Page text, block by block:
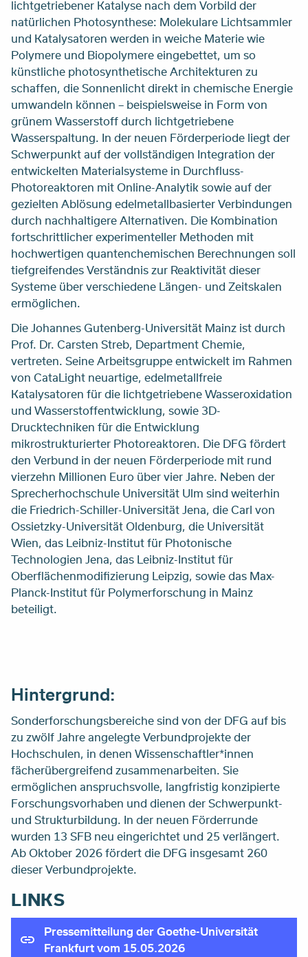
lichtgetriebener Katalyse nach dem Vorbild der
natürlichen Photosynthese: Molekulare Lichtsammler
und Katalysatoren werden in weiche Materie wie
Polymere und Biopolymere eingebettet, um so
künstliche photosynthetische Architekturen zu
schaffen, die Sonnenlicht direkt in chemische Energie
umwandeln können – beispielsweise in Form von
grünem Wasserstoff durch lichtgetriebene
Wasserspaltung. In der neuen Förderperiode liegt der
Schwerpunkt auf der vollständigen Integration der
entwickelten Materialsysteme in Durchfluss-
Photoreaktoren mit Online-Analytik sowie auf der
gezielten Ablösung edelmetallbasierter Verbindungen
durch nachhaltigere Alternativen. Die Kombination
fortschrittlicher experimenteller Methoden mit
hochwertigen quantenchemischen Berechnungen soll
tiefgreifendes Verständnis zur Reaktivität dieser
Systeme über verschiedene Längen- und Zeitskalen
ermöglichen.
Die Johannes Gutenberg-Universität Mainz ist durch
Prof. Dr. Carsten Streb, Department Chemie,
vertreten. Seine Arbeitsgruppe entwickelt im Rahmen
von CataLight neuartige, edelmetallfreie
Katalysatoren für die lichtgetriebene Wasseroxidation
und Wasserstoffentwicklung, sowie 3D-
Drucktechniken für die Entwicklung
mikrostrukturierter Photoreaktoren. Die DFG fördert
den Verbund in der neuen Förderperiode mit rund
vierzehn Millionen Euro über vier Jahre. Neben der
Sprecherhochschule Universität Ulm sind weiterhin
die Friedrich-Schiller-Universität Jena, die Carl von
Ossietzky-Universität Oldenburg, die Universität
Wien, das Leibniz-Institut für Photonische
Technologien Jena, das Leibniz-Institut für
Oberflächenmodifizierung Leipzig, sowie das Max-
Planck-Institut für Polymerforschung in Mainz
beteiligt.
Hintergrund:
Sonderforschungsbereiche sind von der DFG auf bis
zu zwölf Jahre angelegte Verbundprojekte der
Hochschulen, in denen Wissenschaftler*innen
fächerübergreifend zusammenarbeiten. Sie
ermöglichen anspruchsvolle, langfristig konzipierte
Forschungsvorhaben und dienen der Schwerpunkt-
und Strukturbildung. In der neuen Förderrunde
wurden 13 SFB neu eingerichtet und 25 verlängert.
Ab Oktober 2026 fördert die DFG insgesamt 260
dieser Verbundprojekte.
LINKS
Pressemitteilung der Goethe-Universität
Frankfurt vom 15.05.2026